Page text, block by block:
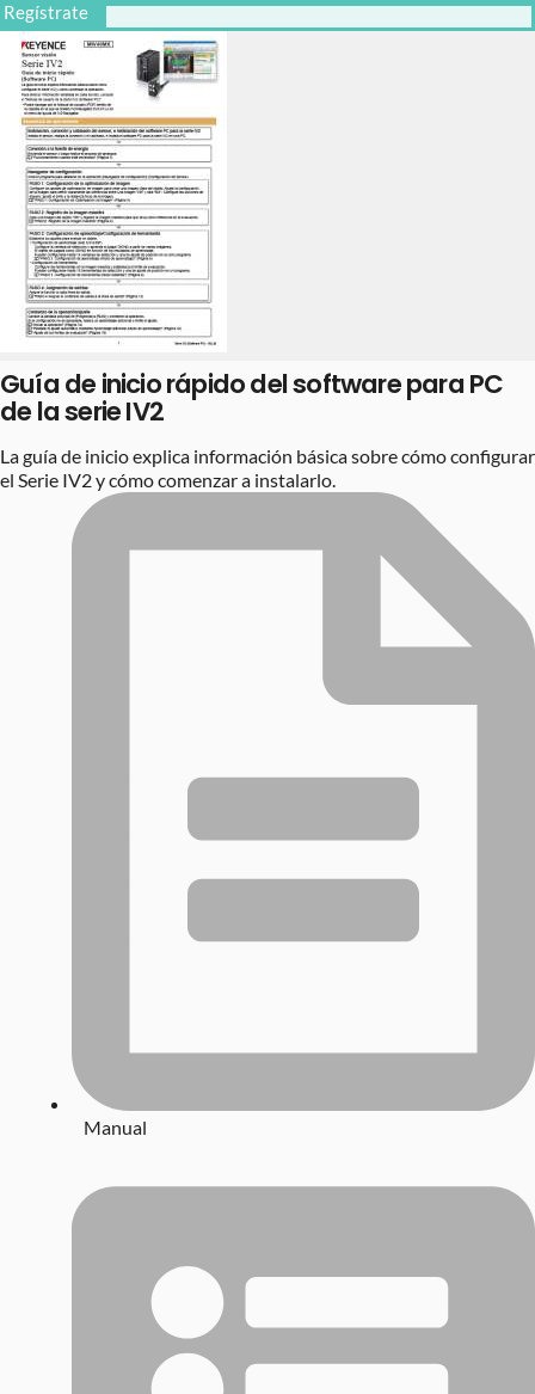
Regístrate
Guía de inicio rápido del software para PC
de la serie IV2
La guía de inicio explica información básica sobre cómo configurar
el Serie IV2 y cómo comenzar a instalarlo.
Manual